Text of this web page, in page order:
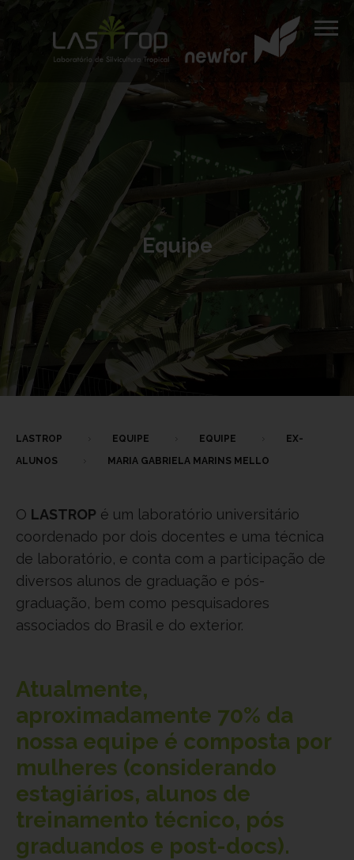
Equipe
LASTROP EQUIPE EQUIPE
EX-
ALUNOS
MARIA GABRIELA MARINS MELLO
O LASTROP é um laboratório universitário
coordenado por dois docentes e uma técnica
de laboratório, e conta com a participação de
diversos alunos de graduação e pós-
graduação, bem como pesquisadores
associados do Brasil e do exterior.
Atualmente,
aproximadamente 70% da
nossa equipe é composta por
mulheres (considerando
estagiários, alunos de
treinamento técnico, pós
graduandos e post-docs).